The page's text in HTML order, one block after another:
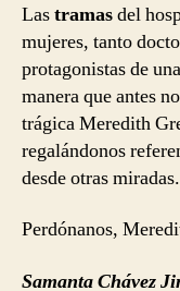
Lastramasdel
mujeres, tanto
protagonistas de
manera que antes
trágica Meredith
regalándonos
desde otras miradas.
Perdónanos,
Samanta Chávez